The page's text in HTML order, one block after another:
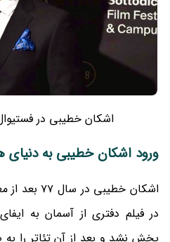
اشکان خطیبی در
ورود اشکان خطیبی به دنیای
اشکان خطیبی
در فیلم دفتری از آسمان به
پخش نشد و بعد از آن تئاتر را